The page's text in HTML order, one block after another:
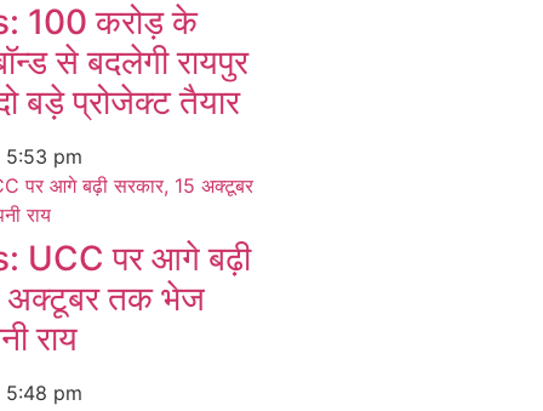
100 करोड़ के
से बदलेगी रायपुर
बड़े प्रोजेक्ट तैयार
5:53 pm
UCC पर आगे बढ़ी
अक्टूबर तक भेज
राय
5:48 pm